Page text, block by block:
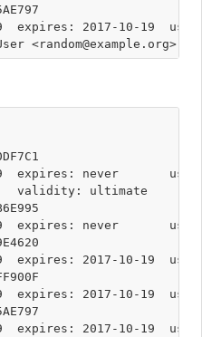
expires: 2017-10-19
expires: never
validity: ultimate
expires: never
expires: 2017-10-19
expires: 2017-10-19
expires: 2017-10-19